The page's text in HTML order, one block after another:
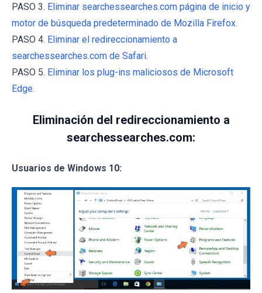
PASO 3. Eliminar searchessearches.com página de inicio y
motor de búsqueda predeterminado de Mozilla Firefox.
PASO 4. Eliminar el redireccionamiento a
searchessearches.com de Safari.
PASO 5. Eliminar los plug-ins maliciosos de Microsoft
Edge.
Eliminación del redireccionamiento a
searchessearches.com:
Usuarios de Windows 10: